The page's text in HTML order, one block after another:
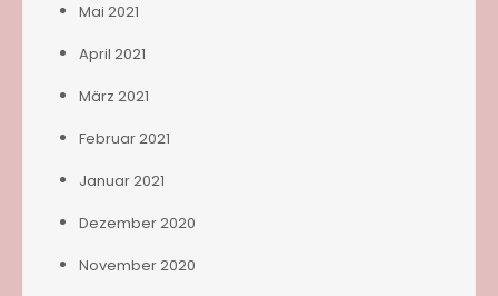
Mai 2021
April 2021
März 2021
Februar 2021
Januar 2021
Dezember 2020
November 2020